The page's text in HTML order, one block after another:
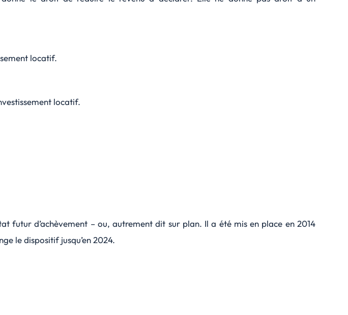
locatif.
locatif.
futur d’achèvement – ou, autrement dit sur plan. Il a été mis en place en 2014
le dispositif jusqu’en 2024.